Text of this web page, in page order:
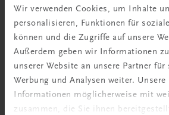
Wir verwenden Cookies, um Inhalte
personalisieren, Funktionen für
können und die Zugriffe auf unsere
Außerdem geben wir Informationen
unserer Website an unsere Partner
Werbung und Analysen weiter.
Informationen möglicherweise mit
zusammen, die Sie ihnen
Rabattcode erhalten
Newsletter abonnieren
& Versandkosten
Jetzt anmelden